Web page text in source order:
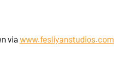
via www.fesliyanstudios.com